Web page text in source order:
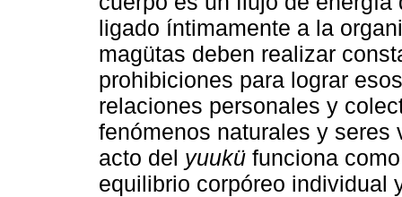
ligado íntimamente a la
magütas deben realizar
prohibiciones para lograr
relaciones personales y
fenómenos naturales y
acto del yuukü funciona
equilibrio corpóreo individual